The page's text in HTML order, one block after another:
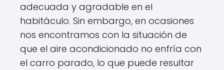
adecuada y agradable en el
habitáculo. Sin embargo, en ocasiones
nos encontramos con la situación de
que el aire acondicionado no enfría con
el carro parado, lo que puede resultar